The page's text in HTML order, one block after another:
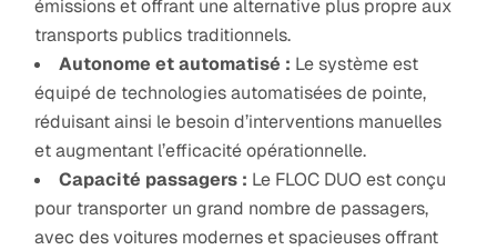
émissions et offrant une alternative plus propre aux
transports publics traditionnels.
Autonome et automatisé : Le système est
équipé de technologies automatisées de pointe,
réduisant ainsi le besoin d’interventions manuelles
et augmentant l’efficacité opérationnelle.
Capacité passagers : Le FLOC DUO est conçu
pour transporter un grand nombre de passagers,
avec des voitures modernes et spacieuses offrant